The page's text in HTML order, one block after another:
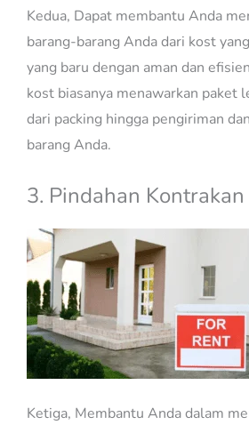
Kedua, Dapat membantu Anda
barang-barang Anda dari kost
yang baru dengan aman dan
kost biasanya menawarkan paket
dari packing hingga pengiriman
barang Anda.
3. Pindahan Kontrakan
Ketiga, Membantu Anda dalam